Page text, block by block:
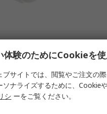
、家庭用IoT機器や自作PC
て製造されています。以
開しています。
世界的に評価されています
在庫あり
RS PRO ケーブ
径：PG9, 材質
8 mm IP68
RS品番
体験のためにCookieを
ブサイトでは、閲覧やご注文の
ソナライズするために、Cookie
シ ーをご覧ください。